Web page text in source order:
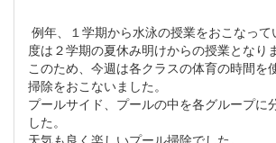
例年、１学期から水泳の授業をおこなっ
度は２学期の夏休み明けからの授業となりま
このため、今週は各クラスの体育の時間を
掃除をおこないました。
プールサイド、プールの中を各グループに
した。
天気も良く楽しいプール掃除でした。